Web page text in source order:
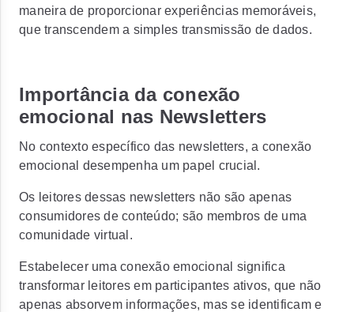
maneira de proporcionar experiências memoráveis,
que transcendem a simples transmissão de dados.
Importância da conexão
emocional nas Newsletters
No contexto específico das newsletters, a conexão
emocional desempenha um papel crucial.
Os leitores dessas newsletters não são apenas
consumidores de conteúdo; são membros de uma
comunidade virtual.
Estabelecer uma conexão emocional significa
transformar leitores em participantes ativos, que não
apenas absorvem informações, mas se identificam e